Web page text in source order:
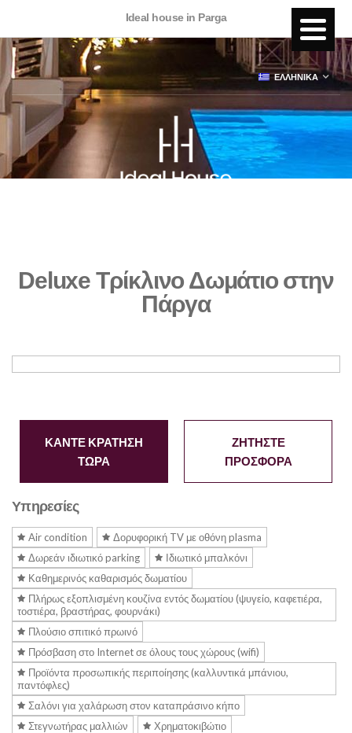
Ideal house in Parga
ΕΛΛΗΝΙΚΑ
Deluxe Τρίκλινο Δωμάτιο στην
Πάργα
ΚΑΝΤΕ ΚΡΑΤΗΣΗ
ΤΩΡΑ
ΖΗΤΗΣΤΕ
ΠΡΟΣΦΟΡΑ
Υπηρεσίες
Air condition
Δορυφορική TV με οθόνη plasma
Δωρεάν ιδιωτικό parking
Ιδιωτικό μπαλκόνι
Καθημερινός καθαρισμός δωματίου
Πλήρως εξοπλισμένη κουζίνα εντός δωματίου (ψυγείο, καφετιέρα,
τοστιέρα, βραστήρας, φουρνάκι)
Πλούσιο σπιτικό πρωινό
Πρόσβαση στο Internet σε όλους τους χώρους (wifi)
Προϊόντα προσωπικής περιποίησης (καλλυντικά μπάνιου,
παντόφλες)
Σαλόνι για χαλάρωση στον καταπράσινο κήπο
Στεγνωτήρας μαλλιών
Χρηματοκιβώτιο